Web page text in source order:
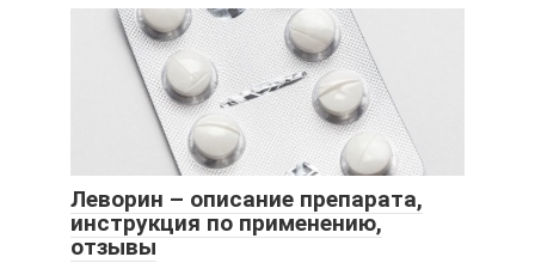
Леворин – описание препарата,
инструкция по применению,
отзывы